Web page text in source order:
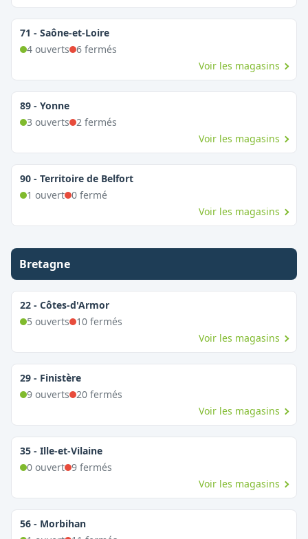
71 - Saône-et-Loire
4ouverts 6fermés
Voir les magasins
89 - Yonne
3 ouverts 2fermés
Voir les magasins
90 - Territoire de Belfort
1 ouvert 0fermé
Voir les magasins
Bretagne
22 - Côtes-d'Armor
5 ouverts 10fermés
Voir les magasins
29 - Finistère
9ouverts 20fermés
Voir les magasins
35 - Ille-et-Vilaine
0ouvert 9fermés
Voir les magasins
56 - Morbihan